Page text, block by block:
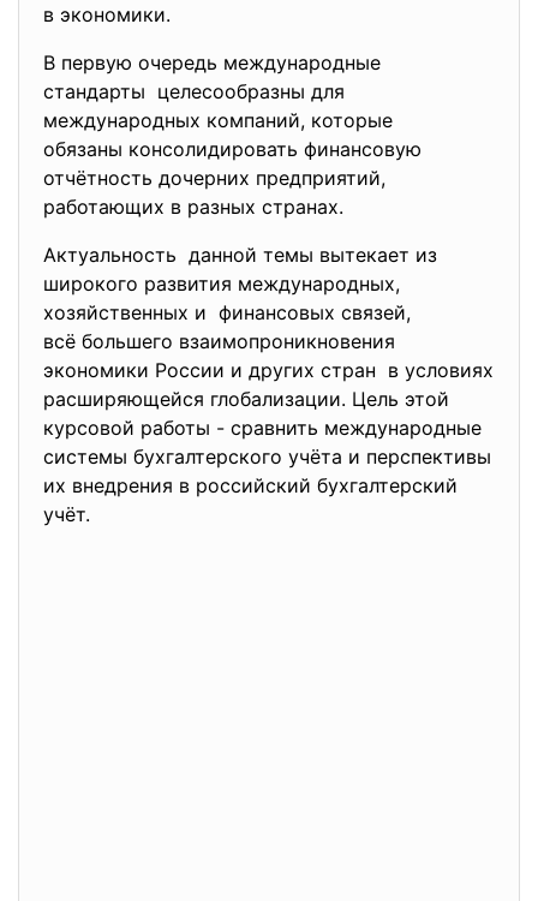
в экономики.
В первую очередь международные
стандарты целесообразны для
международных компаний, которые
обязаны консолидировать финансовую
отчётность дочерних предприятий,
работающих в разных странах.
Актуальность данной темы вытекает из
широкого развития международных,
хозяйственных и финансовых связей,
всё большего взаимопроникновения
экономики России и других стран в условиях
расширяющейся глобализации. Цель этой
курсовой работы - сравнить международные
системы бухгалтерского учёта и перспективы
их внедрения в российский бухгалтерский
учёт.